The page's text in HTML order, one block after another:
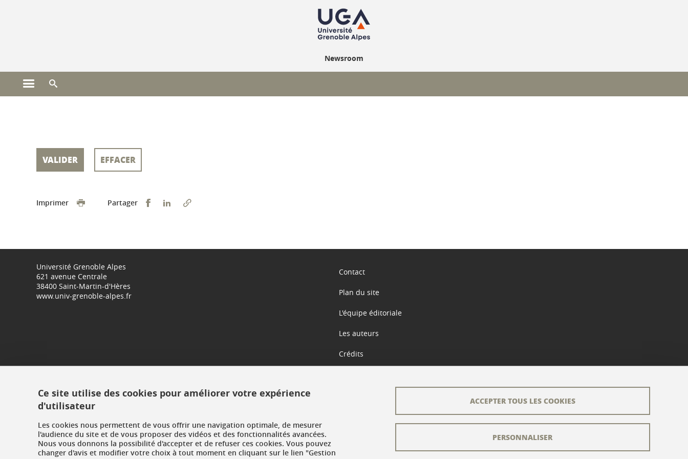
Newsroom
Ouvrir le menu principal
Imprimer Partager Partager sur Facebook
Partager sur LinkedIn
Université Grenoble Alpes
621 avenue Centrale
38400 Saint-Martin-d'Hères
www.univ-grenoble-alpes.fr
Contact
Plan du site
L'équipe éditoriale
Les auteurs
Crédits
Gestion des cookies
Ce site utilise des cookies pour améliorer votre expérience
d'utilisateur
Les cookies nous permettent de vous offrir une navigation optimale, de mesurer
l'audience du site et de vous proposer des vidéos et des fonctionnalités avancées.
Nous vous donnons la possibilité d'accepter et de refuser ces cookies. Vous pouvez
changer d'avis et modifier votre choix à tout moment en cliquant sur le lien "Gestion
ACCEPTER TOUS LES COOKIES
PERSONNALISER